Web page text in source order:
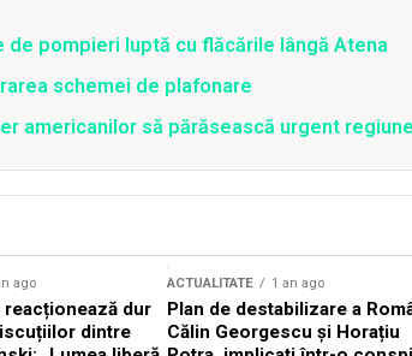
pompieri luptă cu flăcările lângă Atena
schemei de plafonare
americanilor să părăsească urgent
ago
reacționează dur
dintre
ACTUALITATE 1 an ago
Plan de destabilizare a
Călin Georgescu și Horațiu